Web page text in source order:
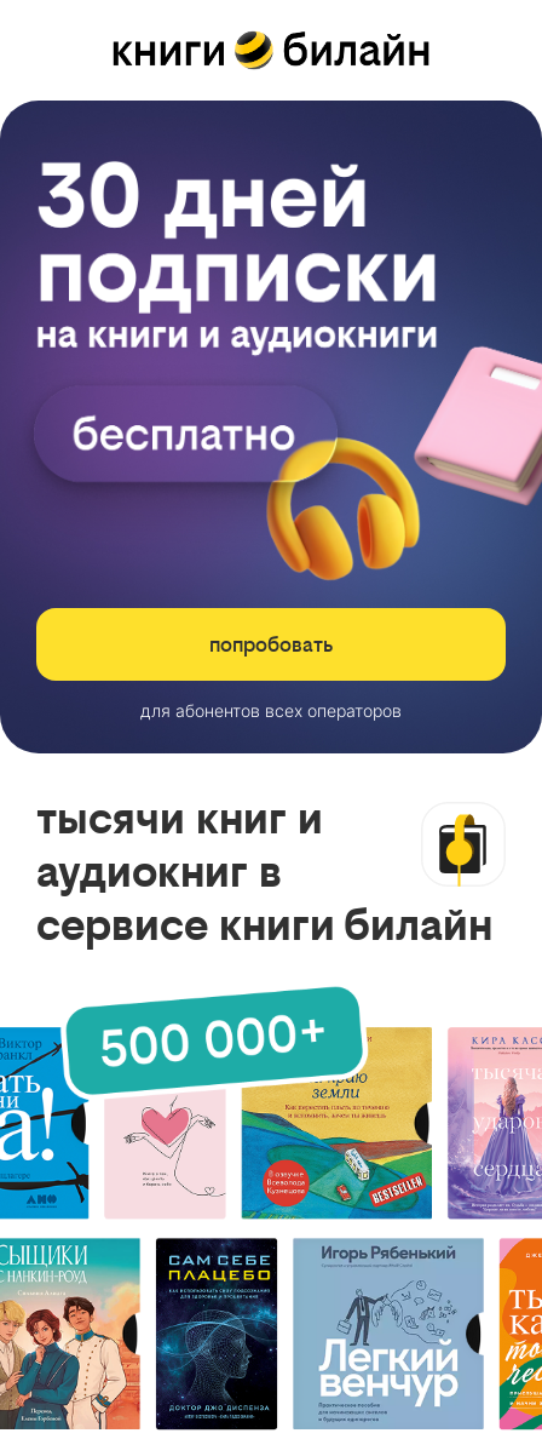
попробовать
для абонентов всех операторов
тысячи книг и
аудиокниг в
сервисе книги билайн